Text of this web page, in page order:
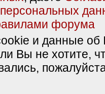
форума
и данные об
Вы не хотите,